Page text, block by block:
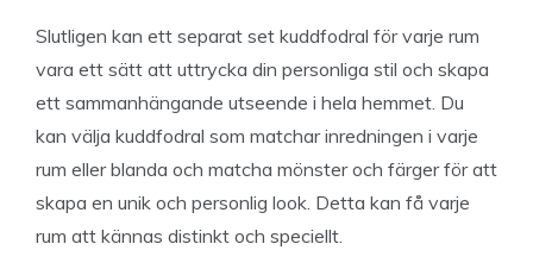
Slutligen kan ett separat set kuddfodral för varje rum
vara ett sätt att uttrycka din personliga stil och skapa
ett sammanhängande utseende i hela hemmet. Du
kan välja kuddfodral som matchar inredningen i varje
rum eller blanda och matcha mönster och färger för att
skapa en unik och personlig look. Detta kan få varje
rum att kännas distinkt och speciellt.